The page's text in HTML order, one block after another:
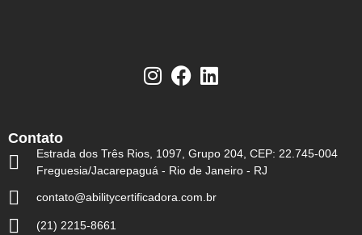
Contato
Estrada dos Três Rios, 1097, Grupo 204, CEP: 22.745-004
Freguesia/Jacarepaguá - Rio de Janeiro - RJ
contato@abilitycertificadora.com.br
(21) 2215-8661